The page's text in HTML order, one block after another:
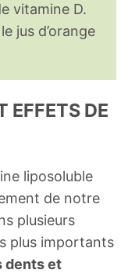
vitamine D.
jus d’orange
EFFETS DE
liposoluble
de notre
plusieurs
plus importants
dents et